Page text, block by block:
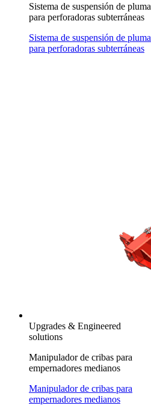
Sistema de suspensión de pluma
para perforadoras subterráneas
Sistema de suspensión de pluma
para perforadoras subterráneas
Upgrades & Engineered
solutions
Manipulador de cribas para
empernadores medianos
Manipulador de cribas para
empernadores medianos